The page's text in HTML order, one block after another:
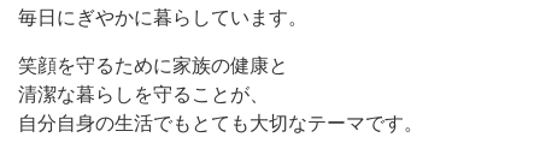
毎日にぎやかに暮らしています。
笑顔を守るために家族の健康と
清潔な暮らしを守ることが、
自分自身の生活でもとても大切なテーマです。